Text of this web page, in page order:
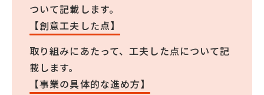
ついて記載します。
【創意工夫した点】
取り組みにあたって、工夫した点について記
載します。
【事業の具体的な進め方】